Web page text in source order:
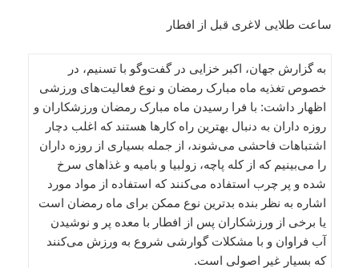
ساعت طلایی لاغری قبل از افطار
به گزارش جهان، اکبر خزایى در گفت‌وگو با تسنیم، در
خصوص تغذیه ماه مبارک رمضان و نوع فعالیت‌هاى ورزشى
اظهار داشت: با فرا رسیدن ماه مبارک رمضان ورزشکاران و
روزه داران به دنبال بهترین راه کارها هستند که اغلب دچار
اشتباهات فاحشى می‌شوند، از جمله بسیاری از روزه داران
را می‌بینیم که از کله پاچه، زولبیا و بامیه و غذاهاى سرخ
شده و پر چرب استفاده می‌کنند که استفاده از مواد مورد
اشاره به نظر بنده بدترین نوع ممکن براى ماه رمضان است
یا برخی از ورزشکاران پس از افطار با معده پر و نوشیدن
آب فراوان و با مشکلات گوارشى شروع به ورزش می‌کنند
که بسیار غیر اصولى است.